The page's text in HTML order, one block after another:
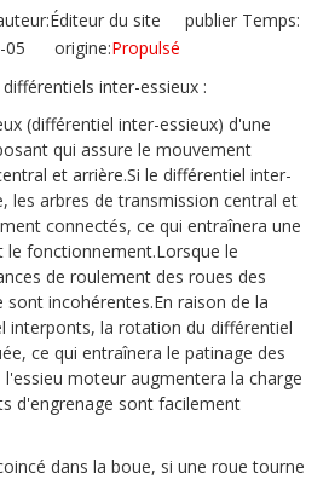
du site publier Temps:
05 origine:Propulsé
inter-essieux :
(différentiel inter-essieux) d'une
qui assure le mouvement
et arrière.Si le différentiel inter-
les arbres de transmission central et
connectés, ce qui entraînera une
le fonctionnement.Lorsque le
de roulement des roues des
incohérentes.En raison de la
interponts, la rotation du différentiel
ce qui entraînera le patinage des
moteur augmentera la charge
d'engrenage sont facilement
dans la boue, si une roue tourne